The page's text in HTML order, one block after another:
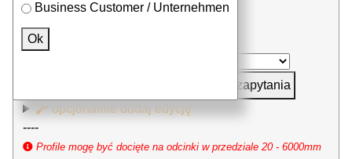
Business Customer / Unternehmen
Ok
⮮
dodaj do zapytania
opcjonalnie dodaj edycję
----
Profile mogę być docięte na odcinki w przedziale 20 - 6000mm